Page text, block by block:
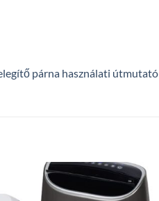
párna használati útmutató